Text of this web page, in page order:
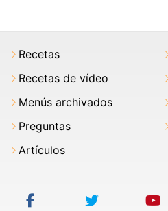
Recetas
Recetas de vídeo
Menús archivados
Preguntas
Artículos
facebook twitter